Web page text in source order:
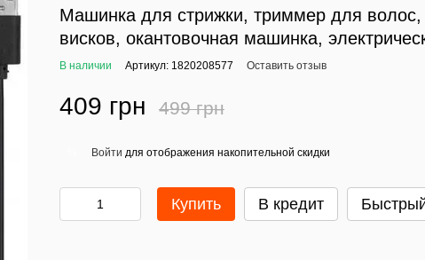
Машинка для стрижки, триммер для
висков, окантовочная машинка,
В наличии Артикул: 1820208577 Оставить отзыв
409 грн 499 грн
Войти для отображения накопительной скидки
Купить В кредит